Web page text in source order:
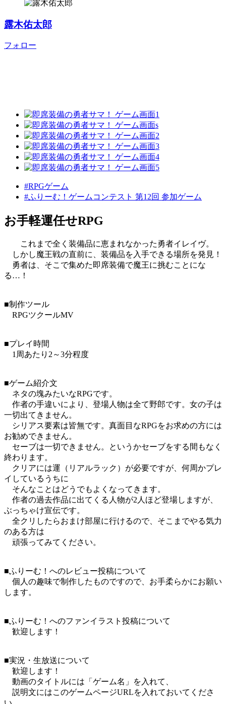
露木佑太郎
フォロー
#RPGゲーム
#ふりーむ！ゲームコンテスト 第12回 参加ゲーム
お手軽運任せRPG
これまで全く装備品に恵まれなかった勇者イレイヴ。
しかし魔王戦の直前に、装備品を入手できる場所を発見！
勇者は、そこで集めた即席装備で魔王に挑むことにな
る…！
■制作ツール
RPGツクールMV
■プレイ時間
1周あたり2～3分程度
■ゲーム紹介文
ネタの塊みたいなRPGです。
作者の手違いにより、登場人物は全て野郎です。女の子は
一切出てきません。
シリアス要素は皆無です。真面目なRPGをお求めの方には
お勧めできません。
セーブは一切できません。というかセーブをする間もなく
終わります。
クリアには運（リアルラック）が必要ですが、何周かプレ
イしているうちに
そんなことはどうでもよくなってきます。
作者の過去作品に出てくる人物が2人ほど登場しますが、
ぶっちゃけ宣伝です。
全クリしたらおまけ部屋に行けるので、そこまでやる気力
のある方は
頑張ってみてください。
■ふりーむ！へのレビュー投稿について
個人の趣味で制作したものですので、お手柔らかにお願い
します。
■ふりーむ！へのファンイラスト投稿について
歓迎します！
■実況・生放送について
歓迎します！
動画のタイトルには「ゲーム名」を入れて、
説明文にはこのゲームページURLを入れておいてくださ